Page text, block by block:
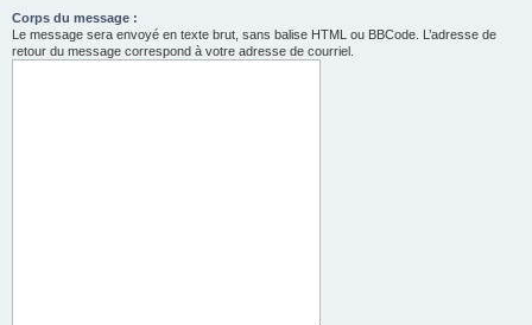
Corps du message :
Le message sera envoyé en texte brut, sans balise HTML ou BBCode. L’adresse de
retour du message correspond à votre adresse de courriel.